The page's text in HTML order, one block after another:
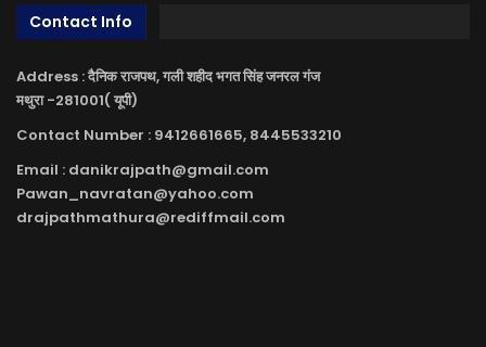
Contact Info
Address : दैनिक राजपथ, गली शहीद भगत सिंह जनरल गंज
मथुरा -281001( यूपी)
Contact Number : 9412661665, 8445533210
Email : danikrajpath@gmail.com
Pawan_navratan@yahoo.com
drajpathmathura@rediffmail.com